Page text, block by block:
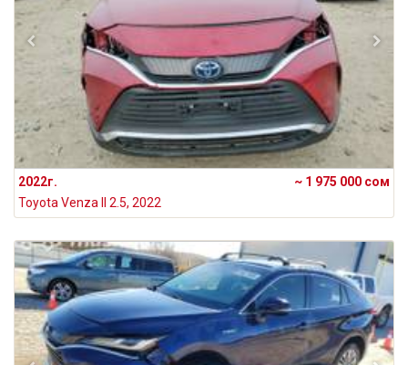
2022г.
~ 1 975 000 сом
Toyota Venza II 2.5, 2022